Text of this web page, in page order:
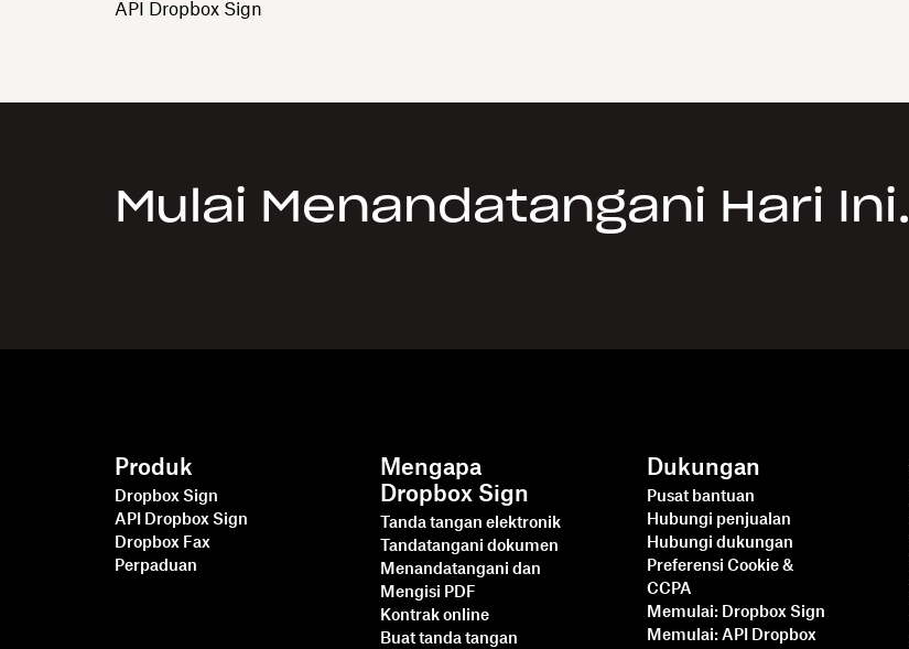
API Dropbox Sign
Mulai Menandatangani Hari Ini.
Produk
Dropbox Sign
API Dropbox Sign
Dropbox Fax
Perpaduan
Mengapa
Dropbox Sign
Tanda tangan elektronik
Tandatangani dokumen
Menandatangani dan
Mengisi PDF
Kontrak online
Buat tanda tangan
Dukungan
Pusat bantuan
Hubungi penjualan
Hubungi dukungan
Preferensi Cookie &
CCPA
Memulai: Dropbox Sign
Memulai: API Dropbox